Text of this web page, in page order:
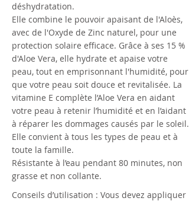
déshydratation.
Elle combine le pouvoir apaisant de l'Aloès,
avec de l'Oxyde de Zinc naturel, pour une
protection solaire efficace. Grâce à ses 15 %
d'Aloe Vera, elle hydrate et apaise votre
peau, tout en emprisonnant l'humidité, pour
que votre peau soit douce et revitalisée. La
vitamine E complète l’Aloe Vera en aidant
votre peau à retenir l’humidité et en l’aidant
à réparer les dommages causés par le soleil.
Elle convient à tous les types de peau et à
toute la famille.
Résistante à l’eau pendant 80 minutes, non
grasse et non collante.
Conseils d’utilisation : Vous devez appliquer